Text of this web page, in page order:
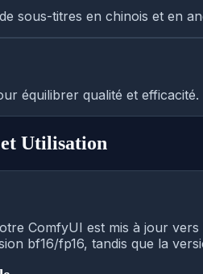
sous-titres en chinois et en
équilibrer qualité et efficacité.
Utilisation
ComfyUI est mis à jour
bf16/fp16, tandis que la